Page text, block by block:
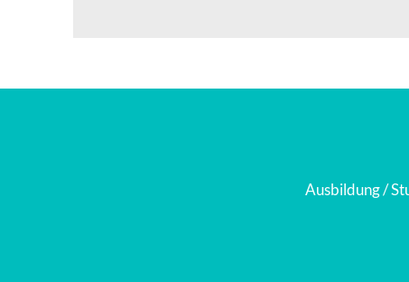
Ausbildung /